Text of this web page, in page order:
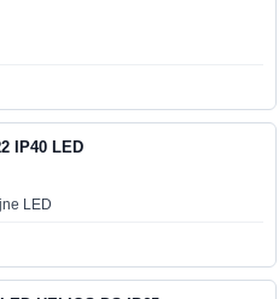
IP40 LED
LED